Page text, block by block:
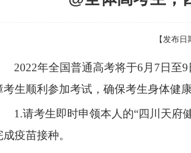
【发布
2022年全国普通高考将于6月7日至
考生顺利参加考试，确保考生身体健
1.请考生即时申领本人的“四川天府
成疫苗接种。